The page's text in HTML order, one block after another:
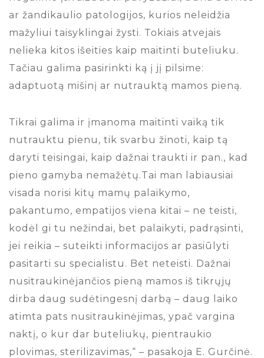
ar žandikaulio patologijos, kurios neleidžia
mažyliui taisyklingai žysti. Tokiais atvejais
nelieka kitos išeities kaip maitinti buteliuku.
Tačiau galima pasirinkti ką į jį pilsime:
adaptuotą mišinį ar nutrauktą mamos pieną.
Tikrai galima ir įmanoma maitinti vaiką tik
nutrauktu pienu, tik svarbu žinoti, kaip tą
daryti teisingai, kaip dažnai traukti ir pan., kad
pieno gamyba nemažėtų.Tai man labiausiai
visada norisi kitų mamų palaikymo,
pakantumo, empatijos viena kitai – ne teisti,
kodėl gi tu nežindai, bet palaikyti, padrąsinti,
jei reikia – suteikti informacijos ar pasiūlyti
pasitarti su specialistu. Bet neteisti. Dažnai
nusitraukinėjančios pieną mamos iš tikrųjų
dirba daug sudėtingesnį darbą – daug laiko
atimta pats nusitraukinėjimas, ypač vargina
naktį, o kur dar buteliukų, pientraukio
plovimas, sterilizavimas,“ – pasakoja E. Gurčinė.